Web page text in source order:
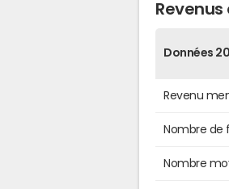
Données
Revenu
Nombre de
Nombre